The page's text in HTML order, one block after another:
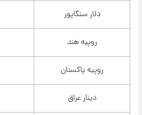
دلار سنگاپور
روپیه هند
روپیه پاکستان
دینار عراق